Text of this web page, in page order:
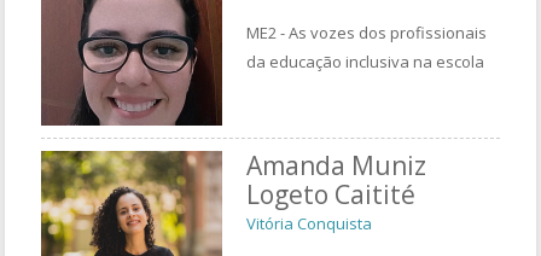
ME2 - As vozes dos profissionais
da educação inclusiva na escola
Amanda Muniz
Logeto Caitité
Vitória Conquista